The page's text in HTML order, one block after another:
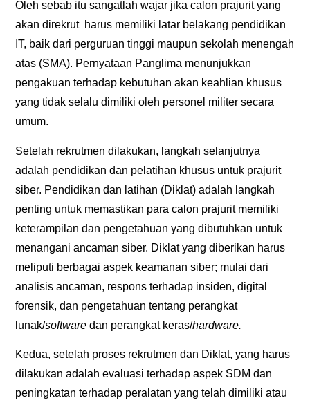
Oleh sebab itu sangatlah wajar jika calon prajurit yang
akan direkrut harus memiliki latar belakang pendidikan
IT, baik dari perguruan tinggi maupun sekolah menengah
atas (SMA). Pernyataan Panglima menunjukkan
pengakuan terhadap kebutuhan akan keahlian khusus
yang tidak selalu dimiliki oleh personel militer secara
umum.
Setelah rekrutmen dilakukan, langkah selanjutnya
adalah pendidikan dan pelatihan khusus untuk prajurit
siber. Pendidikan dan latihan (Diklat) adalah langkah
penting untuk memastikan para calon prajurit memiliki
keterampilan dan pengetahuan yang dibutuhkan untuk
menangani ancaman siber. Diklat yang diberikan harus
meliputi berbagai aspek keamanan siber; mulai dari
analisis ancaman, respons terhadap insiden, digital
forensik, dan pengetahuan tentang perangkat
lunak/softwaredan perangkat keras/hardware.
Kedua, setelah proses rekrutmen dan Diklat, yang harus
dilakukan adalah evaluasi terhadap aspek SDM dan
peningkatan terhadap peralatan yang telah dimiliki atau